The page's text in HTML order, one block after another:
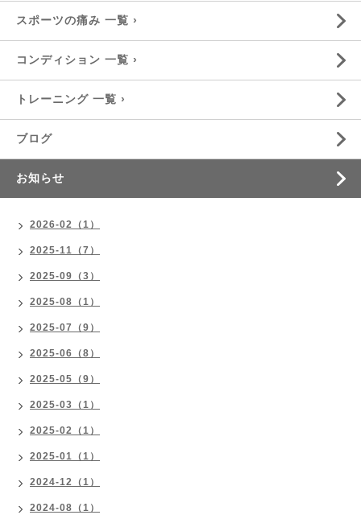
スポーツの痛み 一覧 ›
コンディション 一覧 ›
トレーニング 一覧 ›
ブログ
お知らせ
2026-02（1）
2025-11（7）
2025-09（3）
2025-08（1）
2025-07（9）
2025-06（8）
2025-05（9）
2025-03（1）
2025-02（1）
2025-01（1）
2024-12（1）
2024-08（1）